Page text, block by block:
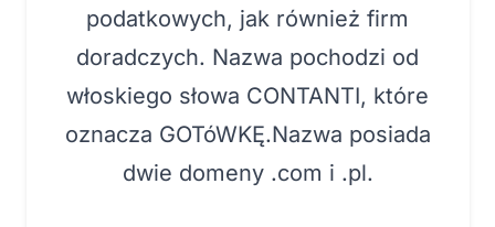
podatkowych, jak również firm
doradczych. Nazwa pochodzi od
włoskiego słowa CONTANTI, które
oznacza GOTóWKĘ.Nazwa posiada
dwie domeny .com i .pl.